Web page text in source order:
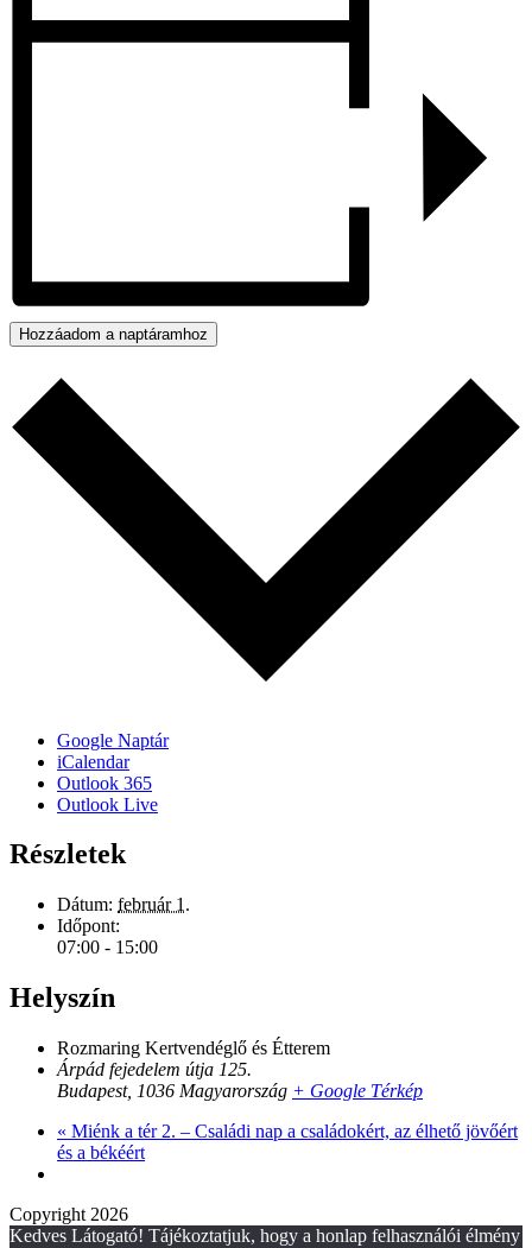
Hozzáadom a naptáramhoz
Google Naptár
iCalendar
Outlook 365
Outlook Live
Részletek
Dátum: február 1.
Időpont:
07:00 - 15:00
Helyszín
Rozmaring Kertvendéglő és Étterem
Árpád fejedelem útja 125.
Budapest, 1036 Magyarország + Google Térkép
« Miénk a tér 2. – Családi nap a családokért, az élhető jövőért
és a békéért
Copyright 2026
Kedves Látogató! Tájékoztatjuk, hogy a honlap felhasználói élmény